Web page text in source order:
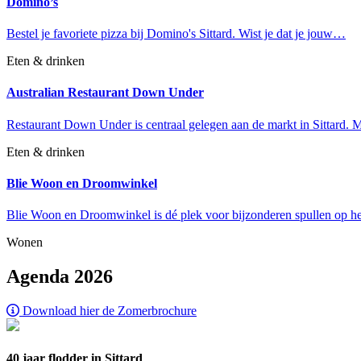
Bestel je favoriete pizza bij Domino's Sittard. Wist je dat je jouw…
Eten & drinken
Australian Restaurant Down Under
Restaurant Down Under is centraal gelegen aan de markt in Sittard.
Eten & drinken
Blie Woon en Droomwinkel
Blie Woon en Droomwinkel is dé plek voor bijzonderen spullen op
Wonen
Agenda 2026
Download hier de Zomerbrochure